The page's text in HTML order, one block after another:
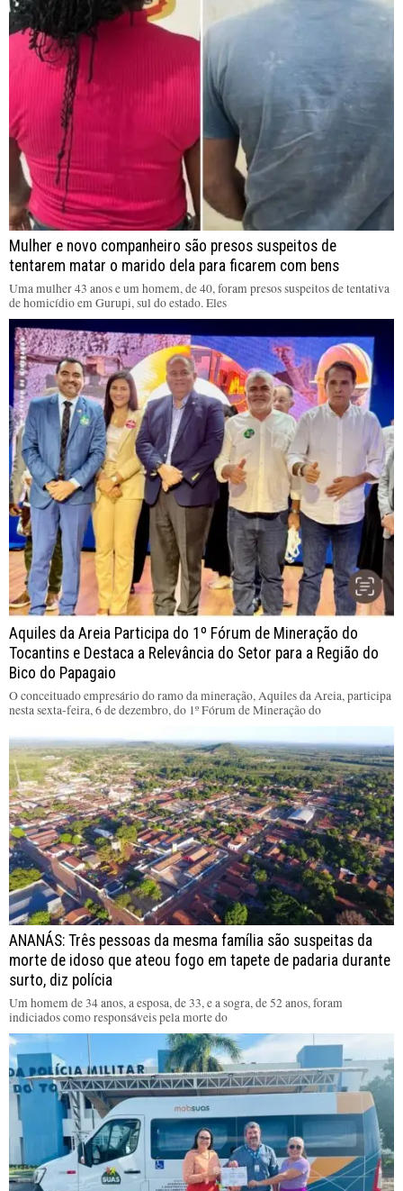
Mulher e novo companheiro são presos suspeitos de
tentarem matar o marido dela para ficarem com bens
Uma mulher 43 anos e um homem, de 40, foram presos suspeitos de tentativa
de homicídio em Gurupi, sul do estado. Eles
Aquiles da Areia Participa do 1º Fórum de Mineração do
Tocantins e Destaca a Relevância do Setor para a Região do
Bico do Papagaio
O conceituado empresário do ramo da mineração, Aquiles da Areia, participa
nesta sexta-feira, 6 de dezembro, do 1º Fórum de Mineração do
ANANÁS: Três pessoas da mesma família são suspeitas da
morte de idoso que ateou fogo em tapete de padaria durante
surto, diz polícia
Um homem de 34 anos, a esposa, de 33, e a sogra, de 52 anos, foram
indiciados como responsáveis pela morte do